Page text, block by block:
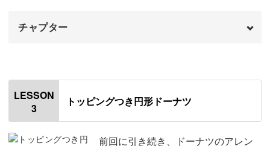
丸みを出すように形を整える
焼き色を作る
チャプター
はじめに
使用材料・道具
チョコレートの羊毛をシート状にする 01:41
LESSON
3
トッピングつき円形ドーナツ
前回に引き続き、ドーナツのアレン